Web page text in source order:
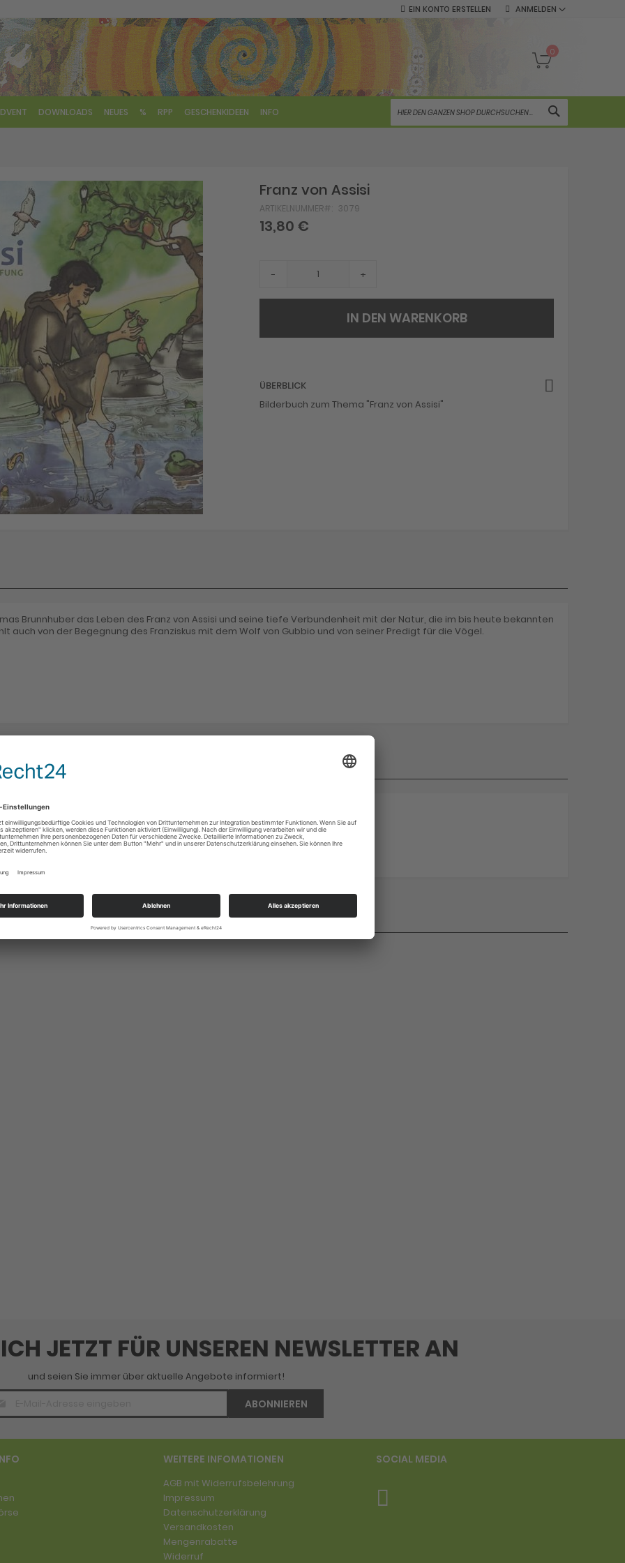
ANMELDEN
EIN KONTO ERSTELLEN
Mein
0
DOWNLOADS NEUES % RPP GESCHENKIDEEN INFO
SUCHE
Franz von Assisi
ARTIKELNUMMER 3079
13,80 €
- +
IN DEN WARENKORB
ÜBERBLICK
Bilderbuch zum Thema "Franz von Assisi"
Brunnhuber das Leben des Franz von Assisi und seine tiefe Verbundenheit mit der Natur, die im bis heute bekannten
auch von der Begegnung des Franziskus mit dem Wolf von Gubbio und von seiner Predigt für die Vögel.
Familie, Seniorenheime
JETZT FÜR UNSEREN NEWSLETTER AN
und seien Sie immer über aktuelle Angebote informiert!
E-
Adresse
ABONNIEREN
WEITERE INFOMATIONEN
AGB mit Widerrufsbelehrung
Impressum
Datenschutzerklärung
Versandkosten
Mengenrabatte
Widerruf
SOCIAL MEDIA